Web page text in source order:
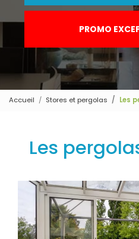
PROMO
Accueil Stores et pergolas Les
Les